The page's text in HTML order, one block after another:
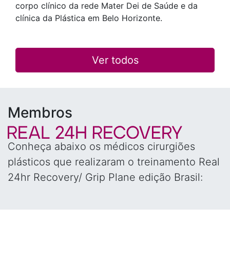
corpo clínico da rede Mater Dei de Saúde e da
clínica da Plástica em Belo Horizonte.
Ver todos
Membros
Conheça abaixo os médicos cirurgiões
plásticos que realizaram o treinamento Real
24hr Recovery/ Grip Plane edição Brasil: